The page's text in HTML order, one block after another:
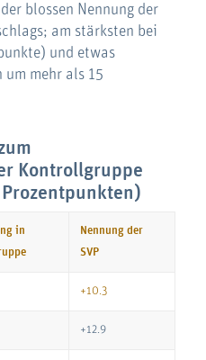
blossen Nennung der
am stärksten bei
und etwas
um mehr als 15
Kontrollgruppe
in
Nennung der
SVP
+10.3
+12.9